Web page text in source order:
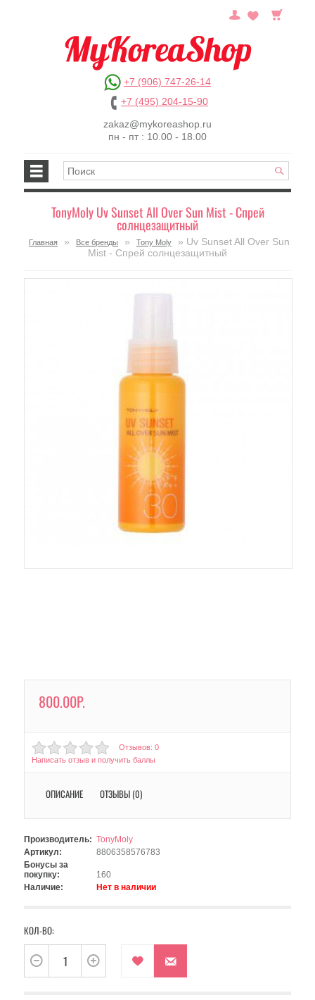
+7 (906) 747-26-14
+7 (495) 204-15-90
zakaz@mykoreashop.ru
пн - пт : 10.00 - 18.00
TonyMoly Uv Sunset All Over Sun Mist - Спрей
солнцезащитный
Главная » Все бренды » Tony Moly
» Uv Sunset All Over Sun
Mist - Спрей солнцезащитный
800.00Р.
Отзывов: 0
Написать отзыв и получить баллы
ОПИСАНИЕ ОТЗЫВЫ (0)
Производитель: TonyMoly
Артикул:
8806358576783
Бонусы за
покупку:
160
Наличие:
Нет в наличии
КОЛ-ВО: